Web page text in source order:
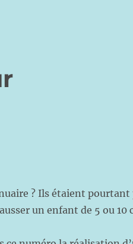
? Ils étaient pourtant
un enfant de 5 ou 10